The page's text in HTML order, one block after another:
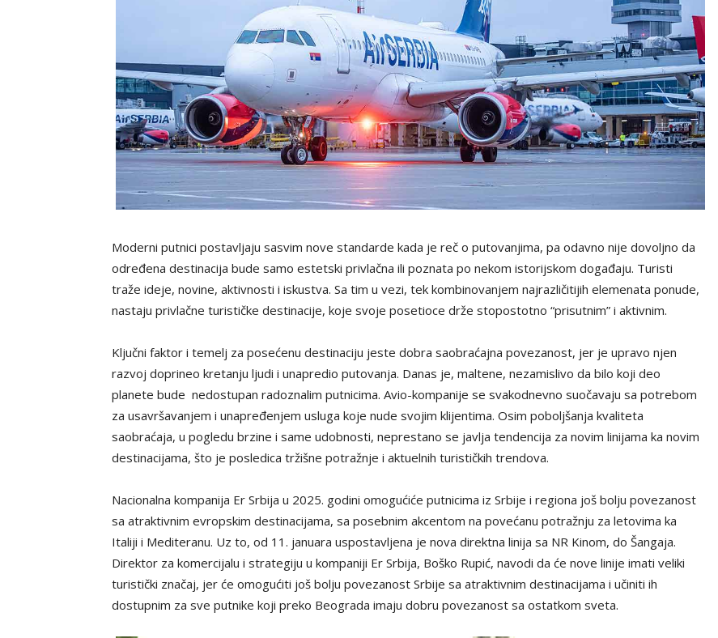
Moderni putnici postavljaju sasvim nove standarde kada je reč o putovanjima, pa odavno nije dovoljno da
određena destinacija bude samo estetski privlačna ili poznata po nekom istorijskom događaju. Turisti
traže ideje, novine, aktivnosti i iskustva. Sa tim u vezi, tek kombinovanjem najrazličitijih elemenata ponude,
nastaju privlačne turističke destinacije, koje svoje posetioce drže stopostotno “prisutnim” i aktivnim.
Ključni faktor i temelj za posećenu destinaciju jeste dobra saobraćajna povezanost, jer je upravo njen
razvoj doprineo kretanju ljudi i unapredio putovanja. Danas je, maltene, nezamislivo da bilo koji deo
planete bude nedostupan radoznalim putnicima. Avio-kompanije se svakodnevno suočavaju sa potrebom
za usavršavanjem i unapređenjem usluga koje nude svojim klijentima. Osim poboljšanja kvaliteta
saobraćaja, u pogledu brzine i same udobnosti, neprestano se javlja tendencija za novim linijama ka novim
destinacijama, što je posledica tržišne potražnje i aktuelnih turističkih trendova.
Nacionalna kompanija Er Srbija u 2025. godini omogućiće putnicima iz Srbije i regiona još bolju povezanost
sa atraktivnim evropskim destinacijama, sa posebnim akcentom na povećanu potražnju za letovima ka
Italiji i Mediteranu. Uz to, od 11. januara uspostavljena je nova direktna linija sa NR Kinom, do Šangaja.
Direktor za komercijalu i strategiju u kompaniji Er Srbija, Boško Rupić, navodi da će nove linije imati veliki
turistički značaj, jer će omogućiti još bolju povezanost Srbije sa atraktivnim destinacijama i učiniti ih
dostupnim za sve putnike koji preko Beograda imaju dobru povezanost sa ostatkom sveta.